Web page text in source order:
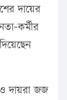
দায়ের
কর্মীর
দায়রা জজ